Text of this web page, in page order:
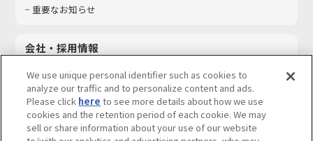
重要なお知らせ
会社・採用情報
採用情報
サステナビリティ
お問い合わせ
We use unique personal identifier such as cookies to
analyze our traffic and to personalize content and ads.
Please click here to see more details about how we use
cookies and the retention period of each cookie. We may
sell or share information about your use of our website